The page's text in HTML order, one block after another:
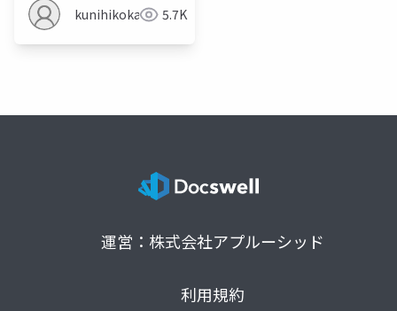
kunihikokaneko5.7K
運営：株式会社アプルーシッド
利用規約